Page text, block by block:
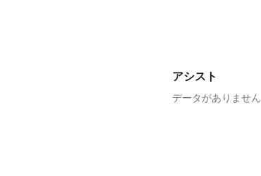
アシスト
データがありません